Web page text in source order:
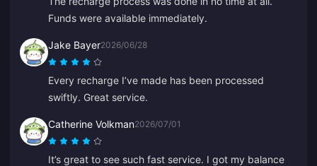
Funds were available immediately.
Jake Bayer2026/06/28
Every recharge I’ve made has been processed
swiftly. Great service.
Catherine Volkman2026/07/01
It’s great to see such fast service. I got my balance